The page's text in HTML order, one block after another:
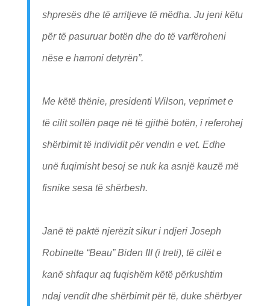
shpresës dhe të arritjeve të mëdha. Ju jeni këtu
për të pasuruar botën dhe do të varfëroheni
nëse e harroni detyrën”.
Me këtë thënie, presidenti Wilson, veprimet e
të cilit sollën paqe në të gjithë botën, i referohej
shërbimit të individit për vendin e vet. Edhe
unë fuqimisht besoj se nuk ka asnjë kauzë më
fisnike sesa të shërbesh.
Janë të paktë njerëzit sikur i ndjeri Joseph
Robinette “Beau” Biden III (i treti), të cilët e
kanë shfaqur aq fuqishëm këtë përkushtim
ndaj vendit dhe shërbimit për të, duke shërbyer